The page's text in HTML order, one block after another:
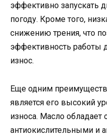
эффективно запускать
погоду. Кроме того,
снижению трения, что
эффективность работы
износ.
Еще одним
является его высокий
износа. Масло обладает
антиокислительными и